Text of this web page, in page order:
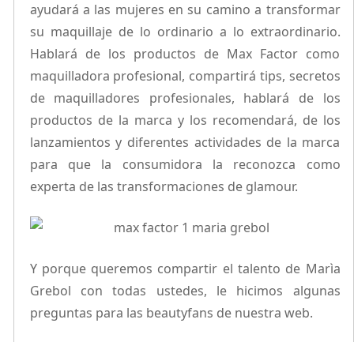
ayudará a las mujeres en su camino a transformar
su maquillaje de lo ordinario a lo extraordinario.
Hablará de los productos de Max Factor como
maquilladora profesional, compartirá tips, secretos
de maquilladores profesionales, hablará de los
productos de la marca y los recomendará, de los
lanzamientos y diferentes actividades de la marca
para que la consumidora la reconozca como
experta de las transformaciones de glamour.
Y porque queremos compartir el talento de Marìa
Grebol con todas ustedes, le hicimos algunas
preguntas para las beautyfans de nuestra web.